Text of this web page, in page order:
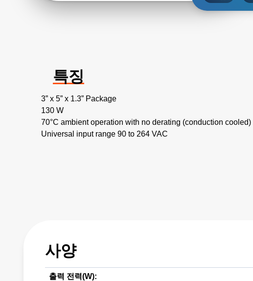
특징
3” x 5” x 1.3” Package
130 W
70°C ambient operation with no derating (conduction cooled)
Universal input range 90 to 264 VAC
사양
출력 전력(W):